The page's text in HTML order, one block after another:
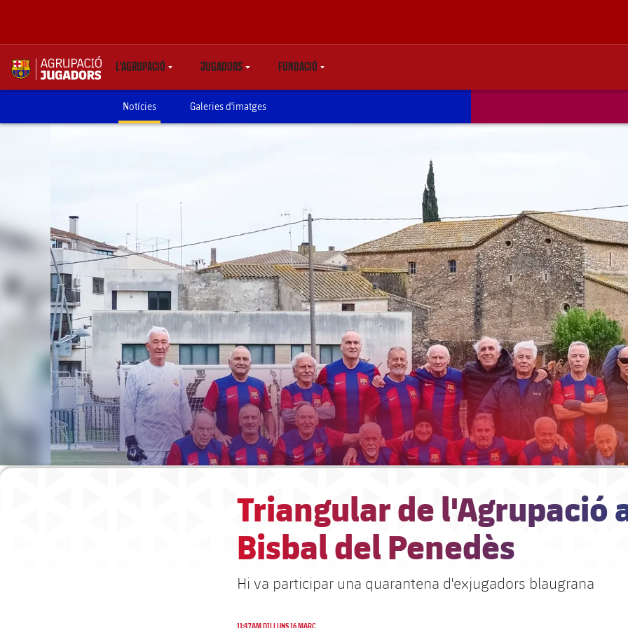
label.aria.abjlogo L'AGRUPACIÓLABEL.SHARE.CARETDOWN
JUGADORSLABEL.SHARE.CARETDOWN
FUNDACIÓLABEL.SHARE.CARETDOWN
Notícies Galeries d'imatges
Triangular de l'Agrupació
Bisbal del Penedès
Hi va participar una quarantena d'exjugadors blaugrana
11:47AM DILLUNS 16 MARÇ